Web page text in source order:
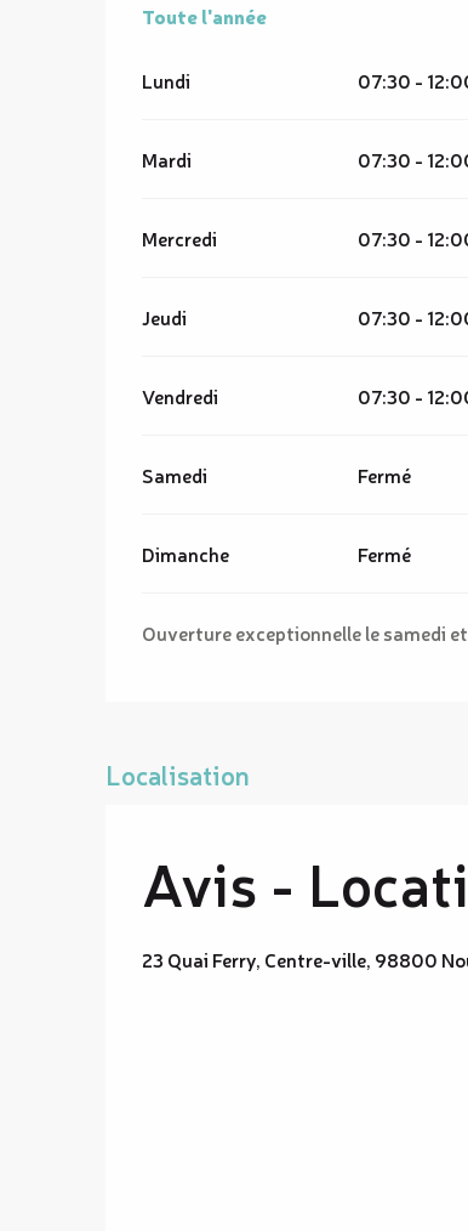
Toute l'année
Toute l'année
Lundi 07:30 -
Mardi 07:30 -
Mercredi 07:30 -
Jeudi 07:30 -
Vendredi 07:30 -
Samedi Fermé
Dimanche Fermé
Ouverture exceptionnelle le samedi
Localisation
Avis -
23 Quai Ferry, Centre-ville, 98800